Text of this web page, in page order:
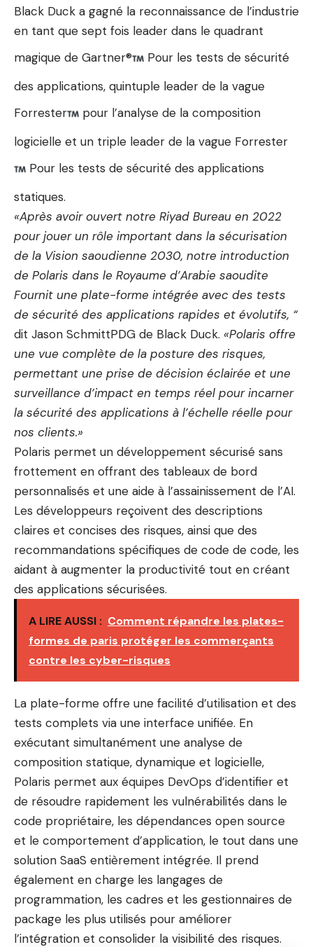
Black Duck a gagné la reconnaissance de l’industrie
en tant que sept fois leader dans le quadrant
magique de Gartner®
Pour les tests de sécurité
des applications, quintuple leader de la vague
Forrester
pour l’analyse de la composition
logicielle et un triple leader de la vague Forrester
Pour les tests de sécurité des applications
statiques.
«Après avoir ouvert notre Riyad Bureau en 2022
pour jouer un rôle important dans la sécurisation
de la Vision saoudienne 2030, notre introduction
de Polaris dans le Royaume d’Arabie saoudite
Fournit une plate-forme intégrée avec des tests
de sécurité des applications rapides et évolutifs, “
dit Jason SchmittPDG de Black Duck. «Polaris offre
une vue complète de la posture des risques,
permettant une prise de décision éclairée et une
surveillance d’impact en temps réel pour incarner
la sécurité des applications à l’échelle réelle pour
nos clients.»
Polaris permet un développement sécurisé sans
frottement en offrant des tableaux de bord
personnalisés et une aide à l’assainissement de l’AI.
Les développeurs reçoivent des descriptions
claires et concises des risques, ainsi que des
recommandations spécifiques de code de code, les
aidant à augmenter la productivité tout en créant
des applications sécurisées.
A LIRE AUSSI : Comment répandre les plates-
formes de paris protéger les commerçants
contre les cyber-risques
La plate-forme offre une facilité d’utilisation et des
tests complets via une interface unifiée. En
exécutant simultanément une analyse de
composition statique, dynamique et logicielle,
Polaris permet aux équipes DevOps d’identifier et
de résoudre rapidement les vulnérabilités dans le
code propriétaire, les dépendances open source
et le comportement d’application, le tout dans une
solution SaaS entièrement intégrée. Il prend
également en charge les langages de
programmation, les cadres et les gestionnaires de
package les plus utilisés pour améliorer
l’intégration et consolider la visibilité des risques.